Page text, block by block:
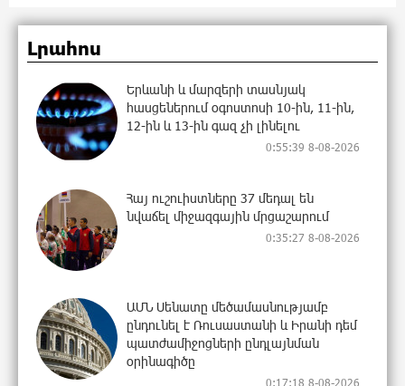
Լրահոս
Երևանի և մարզերի տասնյակ
հասցեներում օգոստոսի 10-ին, 11-ին,
12-ին և 13-ին գազ չի լինելու
0:55:39 8-08-2026
Հայ ուշուիստները 37 մեդալ են
նվաճել միջազգային մրցաշարում
0:35:27 8-08-2026
ԱՄՆ Սենատը մեծամասնությամբ
ընդունել է Ռուսաստանի և Իրանի դեմ
պատժամիջոցների ընդլայնման
օրինագիծը
0:17:18 8-08-2026